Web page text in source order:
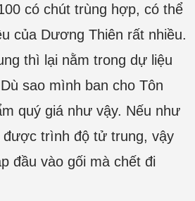
có chút trùng hợp, có thể
của Dương Thiên rất nhiều.
thì lại nằm trong dự liệu
sao mình ban cho Tôn
quý giá như vậy. Nếu như
được trình độ tử trung, vậy
đầu vào gối mà chết đi